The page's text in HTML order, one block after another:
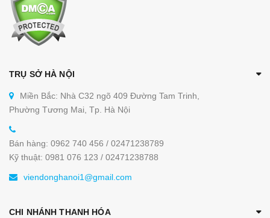
TRỤ SỞ HÀ NỘI
Miền Bắc: Nhà C32 ngõ 409 Đường Tam Trinh,
Phường Tương Mai, Tp. Hà Nội
Bán hàng: 0962 740 456 / 02471238789
Kỹ thuật: 0981 076 123 / 02471238788
viendonghanoi1@gmail.com
CHI NHÁNH THANH HÓA